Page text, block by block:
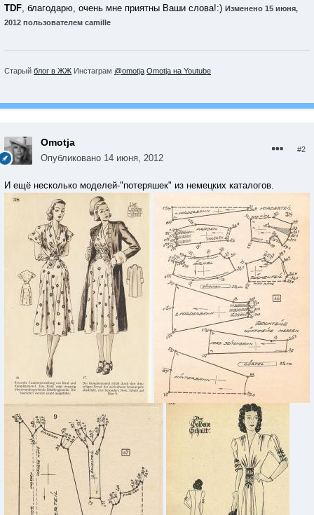
TDF, благодарю, очень мне приятны Ваши слова!:) Изменено 15 июня,
2012 пользователем camille
Старый блог в ЖЖ Инстаграм @omotja Omotja на Youtube
Omotja
Опубликовано 14 июня, 2012
#2
И ещё несколько моделей-"потеряшек" из немецких каталогов.